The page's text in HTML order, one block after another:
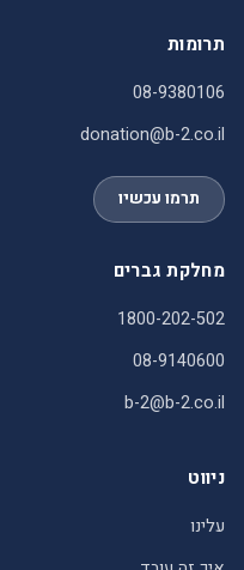
תרומות
08-9380106
donation@b-2.co.il
תרמו עכשיו
מחלקת גברים
1800-202-502
08-9140600
b-2@b-2.co.il
ניווט
עלינו